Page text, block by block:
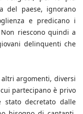
del paese, ignorano
e predicano i
riescono quindi a
delinquenti che
argomenti, diversi
partecipano è privo
decretato dalle